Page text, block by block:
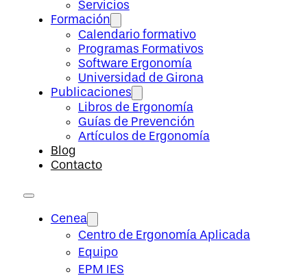
Servicios
Formación
Calendario formativo
Programas Formativos
Software Ergonomía
Universidad de Girona
Publicaciones
Libros de Ergonomía
Guías de Prevención
Artículos de Ergonomía
Blog
Contacto
Cenea
Centro de Ergonomía Aplicada
Equipo
EPM IES